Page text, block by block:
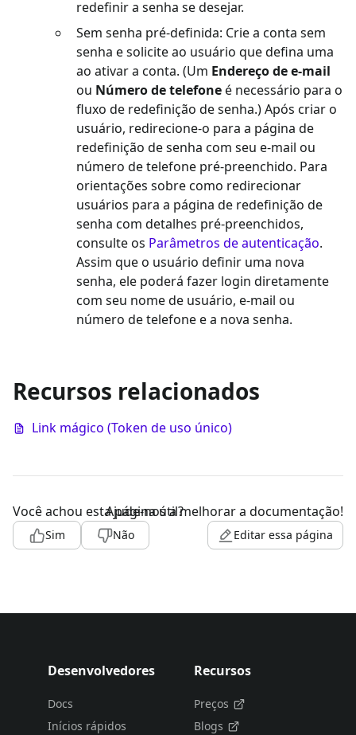
redefinir a senha se desejar.
Sem senha pré-definida: Crie a conta sem
senha e solicite ao usuário que defina uma
ao ativar a conta. (Um Endereço de e-mail
ou Número de telefoneé necessário para o
fluxo de redefinição de senha.) Após criar o
usuário, redirecione-o para a página de
redefinição de senha com seu e-mail ou
número de telefone pré-preenchido. Para
orientações sobre como redirecionar
usuários para a página de redefinição de
senha com detalhes pré-preenchidos,
consulte os Parâmetros de autenticação.
Assim que o usuário definir uma nova
senha, ele poderá fazer login diretamente
com seu nome de usuário, e-mail ou
número de telefone e a nova senha.
Recursos relacionados
Link mágico (Token de uso único)
Você achou esta página útil?
Sim Não
Ajude-nos a melhorar a documentação!
Editar essa página
Desenvolvedores
Docs
Inícios rápidos
Recursos
Preços
Blogs